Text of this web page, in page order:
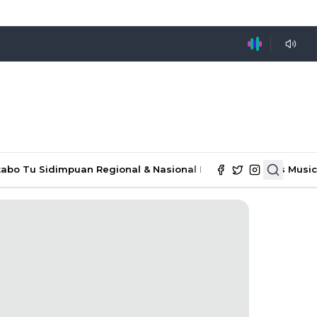
Tu Sidimpuan Regional & Nasional Ekonomi & Bisnis Music